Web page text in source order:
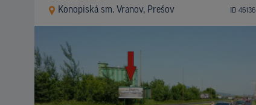
Konopiská sm. Vranov, Prešov ID 46136